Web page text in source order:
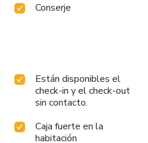
Conserje
Están disponibles el
check-in y el check-out
sin contacto.
Caja fuerte en la
habitación